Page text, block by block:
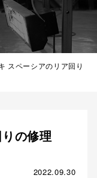
スペーシアのリア回り
の修理
2022.09.30